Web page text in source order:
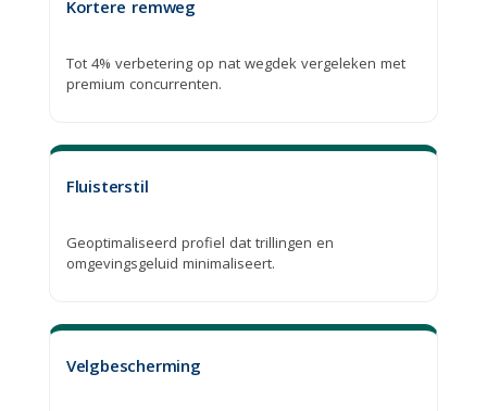
Kortere remweg
Tot 4% verbetering op nat wegdek vergeleken met
premium concurrenten.
Fluisterstil
Geoptimaliseerd profiel dat trillingen en
omgevingsgeluid minimaliseert.
Velgbescherming